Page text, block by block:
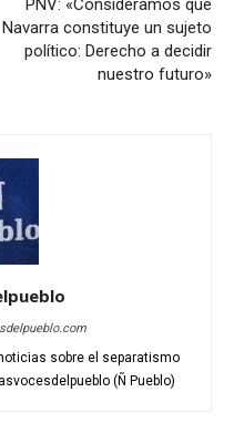
PNV: «Consideramos que
Navarra constituye un sujeto
político: Derecho a decidir
nuestro futuro»
sobre el separatismo
(Ñ Pueblo)